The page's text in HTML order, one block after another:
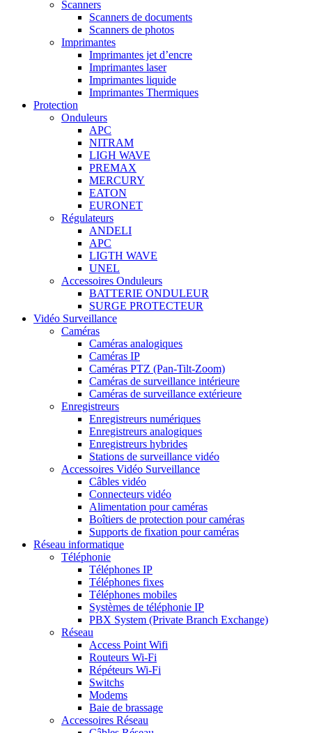
Scanners
Scanners de documents
Scanners de photos
Imprimantes
Imprimantes jet d’encre
Imprimantes laser
Imprimantes liquide
Imprimantes Thermiques
Protection
Onduleurs
APC
NITRAM
LIGH WAVE
PREMAX
MERCURY
EATON
EURONET
Régulateurs
ANDELI
APC
LIGTH WAVE
UNEL
Accessoires Onduleurs
BATTERIE ONDULEUR
SURGE PROTECTEUR
Vidéo Surveillance
Caméras
Caméras analogiques
Caméras IP
Caméras PTZ (Pan-Tilt-Zoom)
Caméras de surveillance intérieure
Caméras de surveillance extérieure
Enregistreurs
Enregistreurs numériques
Enregistreurs analogiques
Enregistreurs hybrides
Stations de surveillance vidéo
Accessoires Vidéo Surveillance
Câbles vidéo
Connecteurs vidéo
Alimentation pour caméras
Boîtiers de protection pour caméras
Supports de fixation pour caméras
Réseau informatique
Téléphonie
Téléphones IP
Téléphones fixes
Téléphones mobiles
Systèmes de téléphonie IP
PBX System (Private Branch Exchange)
Réseau
Access Point Wifi
Routeurs Wi-Fi
Répéteurs Wi-Fi
Switchs
Modems
Baie de brassage
Accessoires Réseau